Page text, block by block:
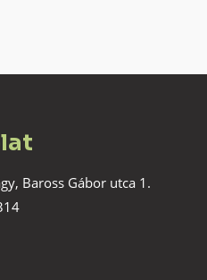
Baross Gábor utca 1.